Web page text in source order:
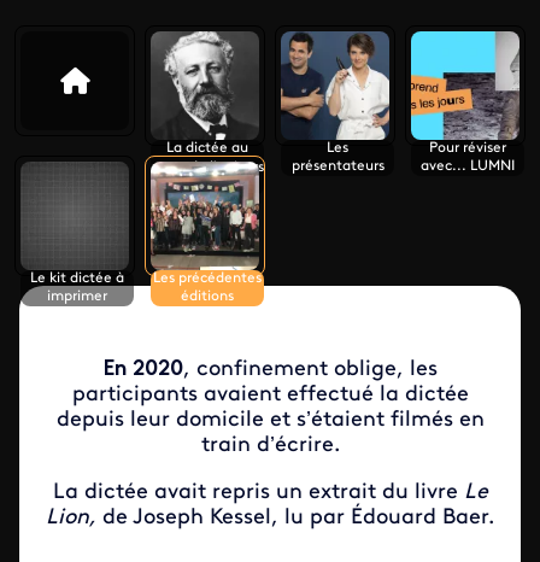
La dictée au
cœur de l'univers
de Jules Verne
Les
présentateurs
Pour réviser
avec... LUMNI
Le kit dictée à
imprimer
Les précédentes
éditions
En 2020, confinement oblige, les
participants avaient effectué la dictée
depuis leur domicile et s’étaient filmés en
train d’écrire.
La dictée avait repris un extrait du livre Le
Lion, de Joseph Kessel, lu par Édouard Baer.